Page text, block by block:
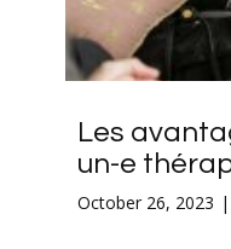
Les
un-e
October 26, 2023